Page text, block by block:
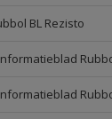
BL Rezisto